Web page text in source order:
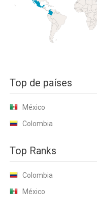
Top de países
México
Colombia
Top Ranks
Colombia
México